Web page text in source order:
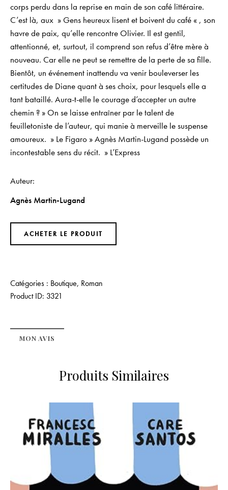
corps perdu dans la reprise en main de son café littéraire.
C’est là, aux » Gens heureux lisent et boivent du café « , son
havre de paix, qu’elle rencontre Olivier. Il est gentil,
attentionné, et, surtout, il comprend son refus d’être mère à
nouveau. Car elle ne peut se remettre de la perte de sa fille.
Bientôt, un événement inattendu va venir bouleverser les
certitudes de Diane quant à ses choix, pour lesquels elle a
tant bataillé. Aura-t-elle le courage d’accepter un autre
chemin ? » On se laisse entraîner par le talent de
feuilletoniste de l’auteur, qui manie à merveille le suspense
amoureux. » Le Figaro » Agnès Martin-Lugand possède un
incontestable sens du récit. » L’Express
Auteur
Agnès Martin-Lugand
ACHETER LE PRODUIT
Catégories : Boutique, Roman
Product ID: 3321
MON AVIS
Produits Similaires